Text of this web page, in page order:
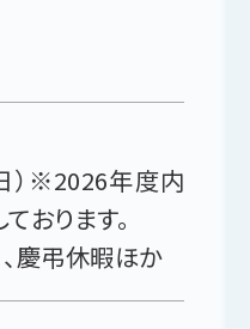
）※2026年度内
おります。
慶弔休暇ほか